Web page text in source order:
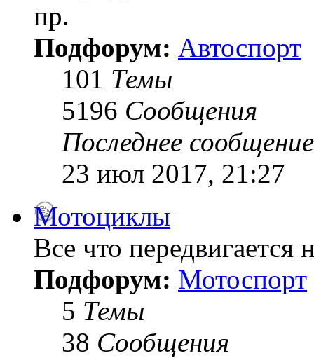
пр.
Подфорум: Автоспорт
101 Темы
5196 Сообщения
Последнее сообщение
23 июл 2017, 21:27
Мотоциклы
Все что передвигается
Подфорум: Мотоспорт
5 Темы
38 Сообщения